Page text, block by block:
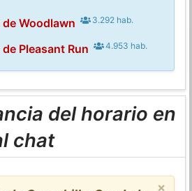
Woodlawn 3.292 hab.
Pleasant Run 4.953 hab.
del horario en
chat
×